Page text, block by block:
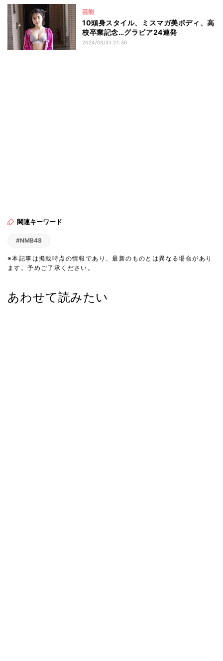
芸能
10頭身スタイル、ミスマガ美ボディ、高
校卒業記念…グラビア24連発
2024/03/31 21:30
関連キーワード
#NMB48
※本記事は掲載時点の情報であり、最新のものとは異なる場合があり
ます。予めご了承ください。
あわせて読みたい